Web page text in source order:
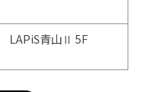
LAPiS青山Ⅱ 5F